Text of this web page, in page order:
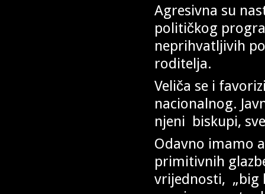
Agresivna su
političkog
neprihvatljivih
roditelja.
Veliča se i
nacionalnog.
njeni biskupi,
Odavno imamo
primitivnih
vrijednosti, „big